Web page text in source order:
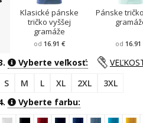
Klasické pánske
tričko vyššej
gramáže
od 16.91 €
Pánske
od 16.91
Vyberte veľkosť:
S
M L XL 2XL
3XL
Vyberte farbu: